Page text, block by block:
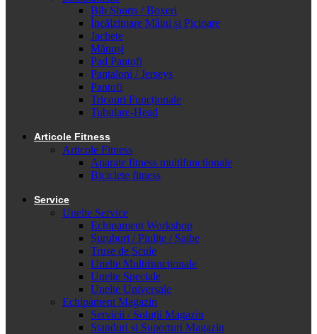
Bib Shorts / Boxeri
Încălzitoare Mâini și Picioare
Jachete
Mănuși
Pad Pantofi
Pantaloni / Jerseys
Pantofi
Tricouri Funcționale
Tubulare-Head
Articole Fitness
Articole Fitness
Aparate fitness multifunctionale
Biciclete fitness
Service
Unelte Service
Echipament Workshop
Șuruburi / Piulițe / Șaibe
Truse de Scule
Unelte Multifuncționale
Unelte Speciale
Unelte Universale
Echipament Magazin
Servicii / Soluții Magazin
Standuri și Suporturi Magazin